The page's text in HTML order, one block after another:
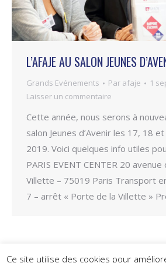
L’AFAJE AU SALON JEUNES
Grands Evénements Par afaje
1
Laisser un commentaire
Cette année, nous serons à
salon Jeunes d’Avenir les 17, 18
2019. Voici quelques info utiles
PARIS EVENT CENTER 20
Villette – 75019 Paris Transport
7 – arrêt « Porte de la Villette »
Ce site utilise des cookies pour